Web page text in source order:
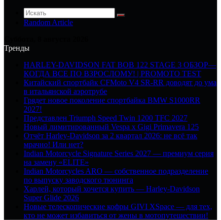
Random Article
Тренды
HARLEY-DAVIDSON FAT BOB 122 STAGE 3 ОБЗОР—
КОГДА ВСЕ ПО ВЗРОСЛОМУ! | PROMOTO TEST
Китайский спортбайк CFMoto V4 SR-RR доводят до ума
в итальянской аэротрубе
Грядет новое поколение спортбайка BMW S1000RR
2027!
Представлен Triumph Speed Twin 1200 TFC 2027
Новый лимитированный Vespa x Gigi Primavera 125
Отчёт Harley-Davidson за 2 квартал 2026: не всё так
мрачно! Или нет?
Indian Motorcycle Signature Series 2027 — премиум серия
на замену «ELITE»
Indian Motorcycles ARO — собственное подразделение
по выпуску заводского тюнинга
Харлей, который хочется купить — Harley-Davidson
Super Glide 2026
Новые телескопические кофры GIVI XSpace — для тех,
кто не может избавиться от жены в мотопутешествии!